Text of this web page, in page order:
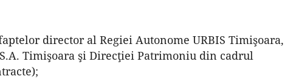
director al Regiei Autonome URBIS Timişoara,
Timişoara şi Direcţiei Patrimoniu din cadrul